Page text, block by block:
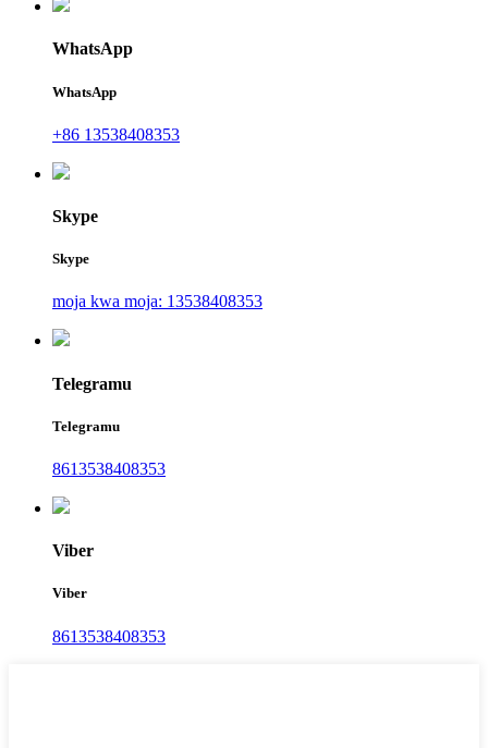
WhatsApp
WhatsApp
+86 13538408353
Skype
Skype
moja kwa moja: 13538408353
Telegramu
Telegramu
8613538408353
Viber
Viber
8613538408353